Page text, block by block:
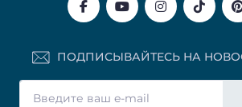
ПОДПИСЫВАЙТЕСЬ НА